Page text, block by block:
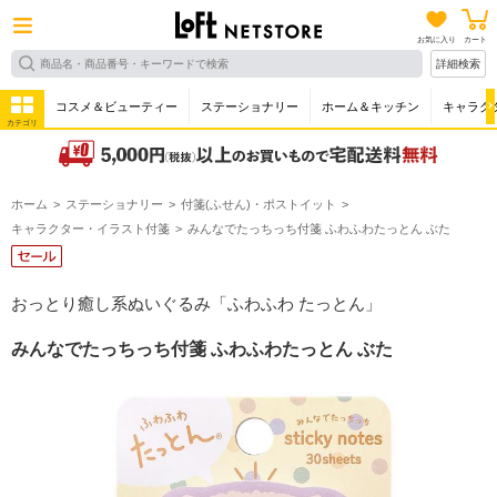
お気に入り カート
詳細検索
カテゴリ
コスメ＆ビューティー ステーショナリー ホーム＆キッチン キャラク
ホーム ステーショナリー
付箋(ふせん)・ポストイット
キャラクター・イラスト付箋
みんなでたっちっち付箋 ふわふわたっとん ぶた
おっとり癒し系ぬいぐるみ「ふわふわ たっとん」
みんなでたっちっち付箋 ふわふわたっとん ぶた